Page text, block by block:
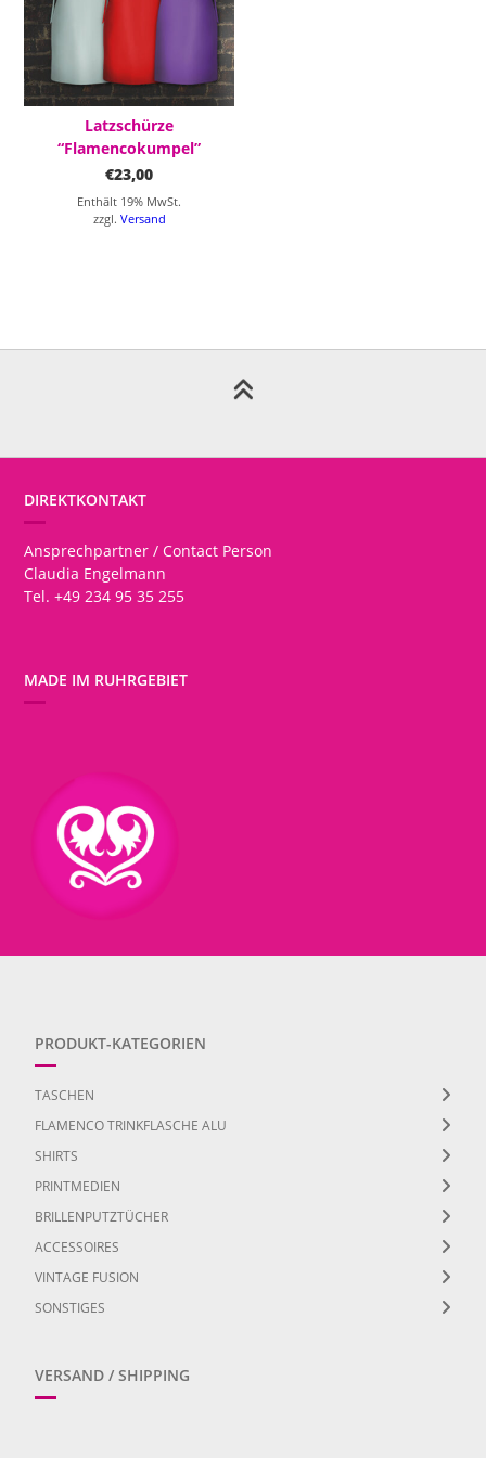
Latzschürze
“Flamencokumpel”
€23,00
Enthält 19% MwSt.
zzgl. Versand
DIREKTKONTAKT
Ansprechpartner / Contact Person
Claudia Engelmann
Tel. +49 234 95 35 255
MADE IM RUHRGEBIET
PRODUKT-KATEGORIEN
TASCHEN
FLAMENCO TRINKFLASCHE ALU
SHIRTS
PRINTMEDIEN
BRILLENPUTZTÜCHER
ACCESSOIRES
VINTAGE FUSION
SONSTIGES
VERSAND / SHIPPING